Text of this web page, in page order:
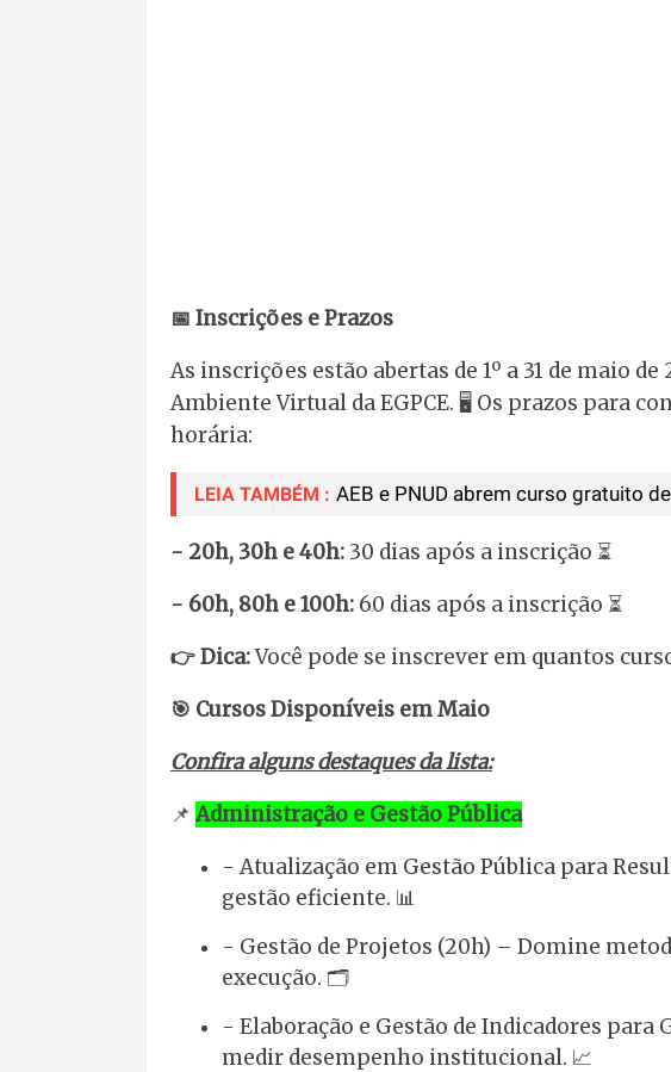
📅 Inscrições e Prazos
As inscrições estão abertas de 1º a 31 de maio
Ambiente Virtual da EGPCE. 🖥️ Os prazos para
horária:
LEIA TAMBÉM : AEB e PNUD abrem curso gratuito
- 20h, 30h e 40h: 30 dias após a inscrição ⏳
- 60h, 80h e 100h: 60 dias após a inscrição ⏳
👉 Dica:Você pode se inscrever em quantos
🎯 Cursos Disponíveis em Maio
Confira alguns destaques da lista:
📌 Administração e Gestão Pública
- Atualização em Gestão Pública para
gestão eficiente. 📊
- Gestão de Projetos (20h) – Domine
execução. 🗂️
- Elaboração e Gestão de Indicadores para
medir desempenho institucional. 📈